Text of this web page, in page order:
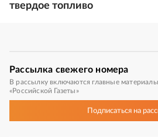
твердое топливо
Рассылка свежего номера
В рассылку включаются главные
«Российской Газеты»
Подписатьсяна